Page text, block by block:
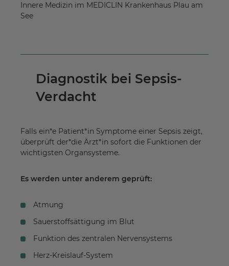
Innere Medizin im MEDICLIN Krankenhaus Plau am
See
Diagnostik bei Sepsis-
Verdacht
Falls ein*e Patient*in Symptome einer Sepsis zeigt,
überprüft der*die Ärzt*in sofort die Funktionen der
wichtigsten Organsysteme.
Es werden unter anderem geprüft:
Atmung
Sauerstoffsättigung im Blut
Funktion des zentralen Nervensystems
Herz-Kreislauf-System